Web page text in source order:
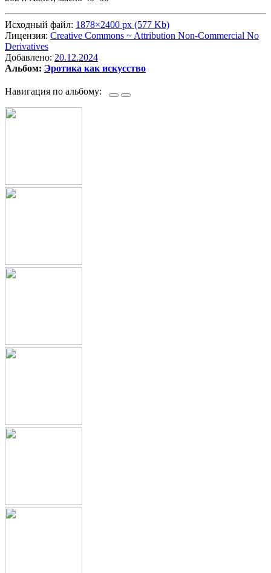
Исходный файл: 1878×2400 px (577 Kb)
Лицензия: Creative Commons ~ Attribution Non-Commercial No
Derivatives
Добавлено: 20.12.2024
Альбом: Эротика как искусство
Навигация по альбому: